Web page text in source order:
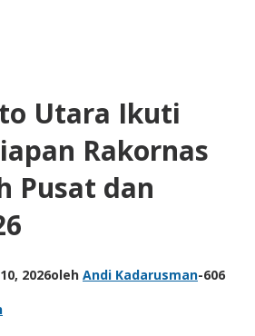
Utara Ikuti
Rakornas
Pusat dan
2026oleh Andi Kadarusman-606